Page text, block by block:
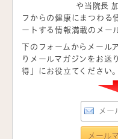
や当院長
フからの健康にまつわる
ートする情報満載のメー
下のフォームからメール
りメールマガジンをお送
得」にお役立てください。